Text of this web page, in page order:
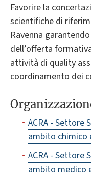
Favorire la
scientifiche di
Ravenna
dell’offerta
attività di quality
coordinamento dei
ACRA - Settore
ambito chimico
ACRA - Settore
ambito medico